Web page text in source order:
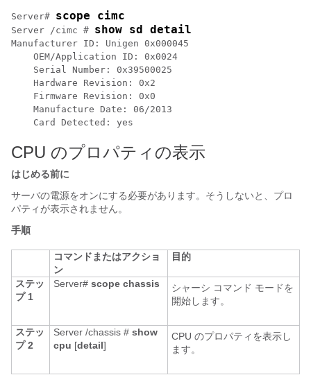
Server# scope cimc
Server /cimc # show sd detail
Manufacturer ID: Unigen 0x000045
    OEM/Application ID: 0x0024
    Serial Number: 0x39500025
    Hardware Revision: 0x2
    Firmware Revision: 0x0
    Manufacture Date: 06/2013
CPU のプロパティの表示
はじめる前に
サーバの電源をオンにする必要があります。そうしないと、プロ
パティが表示されません。
手順
コマンドまたはアクショ
ン
目的
ステッ
プ 1
Server# scope chassis
シャーシ コマンド モードを
開始します。
ステッ
プ 2
Server /chassis # show
cpu [detail]
CPU のプロパティを表示し
ます。